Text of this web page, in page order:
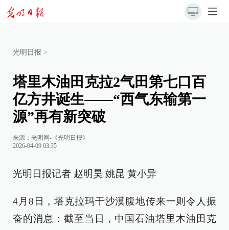
光明日报 >
塔里木油田克拉2气田第七口百
亿方井诞生——“西气东输第一
源”再有新突破
来源： 光明网-《光明日报》
2026-04-09 03:35
光明日报记者 赵明昊 姚昆 黄小异
4月8日，塔克拉玛干沙漠腹地传来一则令人振
奋的消息：截至当日，中国石油塔里木油田克